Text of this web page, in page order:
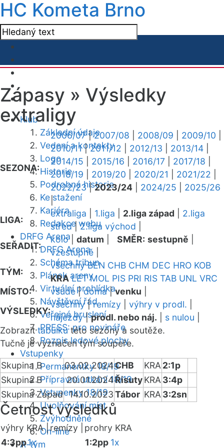
HC Kometa Brno
Klub
Základní údaje
Vedení a kontakty
Logo
Historie
Podrobná historie
Ke stažení
Kariéra
Redakce webu
DRFG Arena
DRFG Arena
Schéma tribun
Plánek areny
Virtuální prohlídka
Návštěvní řád
Veřejné bruslení
PRESS: pro novináře
Rozpis ledové plochy
Vstupenky
Permanentky 18/19
Přípravná utkání 18/19
Vstupenky 18/19
Uvolňování míst
Zvýhodněné
On-line
A-tým
Zápasy » Výsledky
extraligy
SEZONA:
2006/07|2007/08 2008/09 2009/10
2010/11|2011/12 2012/13 2013/14
2014/15
2015/16 2016/17 2017/18
2018/19
2019/20 2020/21 2021/22
2022/23|2023/24 2024/25
2025/26
|
LIGA:
extraliga 1.liga 2.liga západ
2.liga
střed|2.liga východ
SEŘADIT:
kolo| datum SMĚR: sestupně
vzestupně
TÝM:
všechny BEN CHB CHM DEC HRO KOB
KRA LET MOL PIS PRI RIS TAB UNL VRC
MÍSTO:
všude|doma|venku
VÝSLEDKY:
všechny|remízy výhry v prodl.
nájezdy|prodl. nebo náj. s nulou
Zobrazittabulkutéto sezóny a soutěže.
Tučně je vyznačen tým soupeře.
Skupina B 03.02.2024CHB KRA 2:1p
Skupina B
20.01.2024ŘisutyKRA 3:4p
Skupina Západ 14.10.2023Tábor KRA 3:2sn
Četnost výsledků
výhry KRA |remízy |
prohry KRA
4:3pp1x 1:2pp 1x